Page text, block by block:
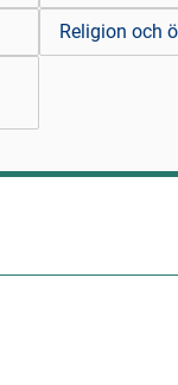
Religion och